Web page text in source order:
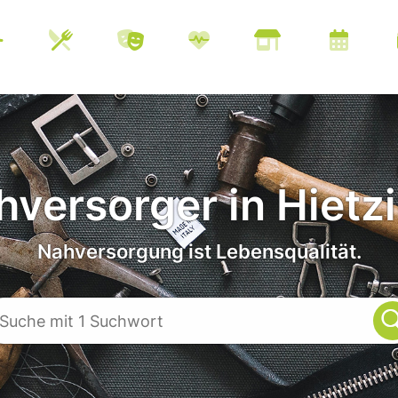
in
Nahversorgung ist Lebensqualität.